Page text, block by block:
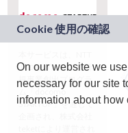
ドコモグループの新
規事業創出プログラ
ム「docomo
STARTUP」を通じて
On our website we
necessary for our site
information about how